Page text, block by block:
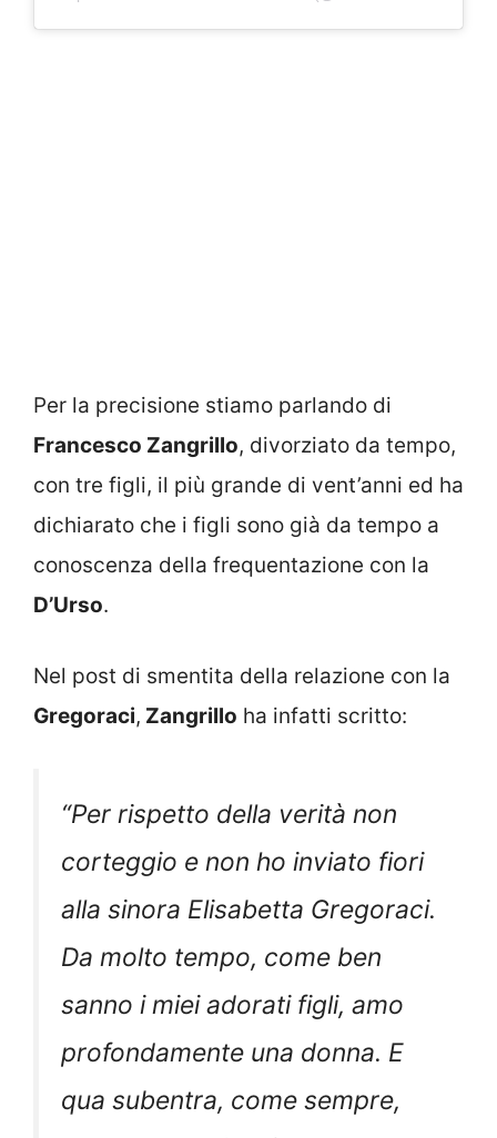
Per la precisione stiamo parlando di
Francesco Zangrillo, divorziato da tempo,
con tre figli, il più grande di vent’anni ed ha
dichiarato che i figli sono già da tempo a
conoscenza della frequentazione con la
D’Urso.
Nel post di smentita della relazione con la
Gregoraci, Zangrillo ha infatti scritto:
“Per rispetto della verità non
corteggio e non ho inviato fiori
alla sinora Elisabetta Gregoraci.
Da molto tempo, come ben
sanno i miei adorati figli, amo
profondamente una donna. E
qua subentra, come sempre,